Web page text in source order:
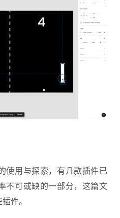
使用与探索，有几款插件已
不可或缺的一部分，这篇文
件。